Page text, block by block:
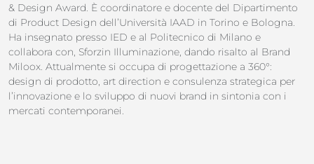
& Design Award. È coordinatore e docente del Dipartimento
di Product Design dell’Università IAAD in Torino e Bologna.
Ha insegnato presso IED e al Politecnico di Milano e
collabora con, Sforzin Illuminazione, dando risalto al Brand
Miloox. Attualmente si occupa di progettazione a 360°:
design di prodotto, art direction e consulenza strategica per
l’innovazione e lo sviluppo di nuovi brand in sintonia con i
mercati contemporanei.